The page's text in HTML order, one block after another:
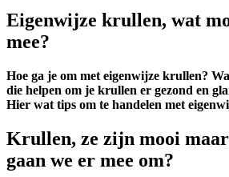
Eigenwijze krullen, wat
mee?
Hoe ga je om met eigenwijze krullen?
die helpen om je krullen er gezond en
Hier wat tips om te handelen met
Krullen, ze zijn mooi
gaan we er mee om?